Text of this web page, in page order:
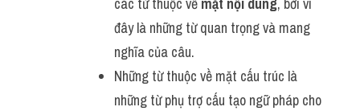
đây là những từ quan trọng và mang
nghĩa của câu.
Những từ thuộc về mặt cấu trúc là
những từ phụ trợ cấu tạo ngữ pháp cho